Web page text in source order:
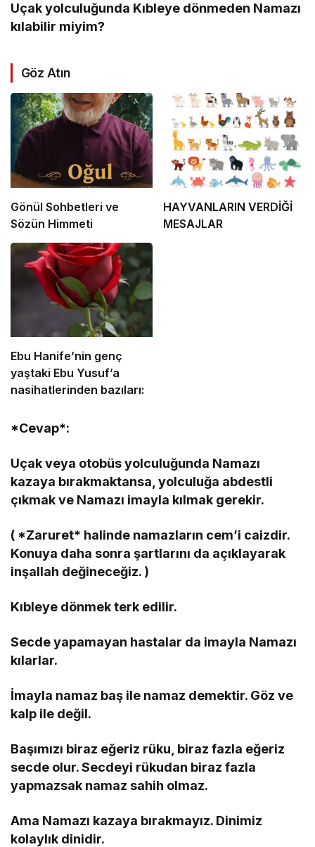
Uçak yolculuğunda Kıbleye dönmeden Namazı
kılabilir miyim?
Göz Atın
Gönül Sohbetleri ve
Sözün Himmeti
HAYVANLARIN VERDİĞİ
MESAJLAR
Ebu Hanife’nin genç
yaştaki Ebu Yusuf’a
nasihatlerinden bazıları:
*Cevap*:
Uçak veya otobüs yolculuğunda Namazı
kazaya bırakmaktansa, yolculuğa abdestli
çıkmak ve Namazı imayla kılmak gerekir.
( *Zaruret* halinde namazların cem’i caizdir.
Konuya daha sonra şartlarını da açıklayarak
inşallah değineceğiz. )
Kıbleye dönmek terk edilir.
Secde yapamayan hastalar da imayla Namazı
kılarlar.
İmayla namaz baş ile namaz demektir. Göz ve
kalp ile değil.
Başımızı biraz eğeriz rüku, biraz fazla eğeriz
secde olur. Secdeyi rükudan biraz fazla
yapmazsak namaz sahih olmaz.
Ama Namazı kazaya bırakmayız. Dinimiz
kolaylık dinidir.